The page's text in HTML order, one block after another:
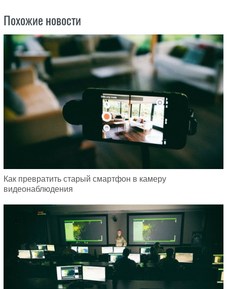
Похожие новости
Как превратить старый смартфон в камеру
видеонаблюдения